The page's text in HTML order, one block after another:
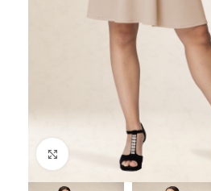
Click to enlarge